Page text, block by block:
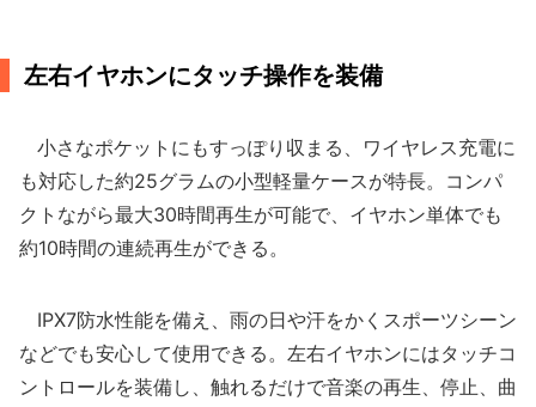
左右イヤホンにタッチ操作を装備
小さなポケットにもすっぽり収まる、ワイヤレス充電に
も対応した約25グラムの小型軽量ケースが特長。コンパ
クトながら最大30時間再生が可能で、イヤホン単体でも
約10時間の連続再生ができる。
IPX7防水性能を備え、雨の日や汗をかくスポーツシーン
などでも安心して使用できる。左右イヤホンにはタッチコ
ントロールを装備し、触れるだけで音楽の再生、停止、曲